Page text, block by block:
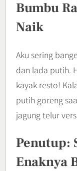
Bumbu
Naik
Aku sering
dan lada putih.
kayak resto!
putih goreng
jagung telur
Penutup:
Enaknya